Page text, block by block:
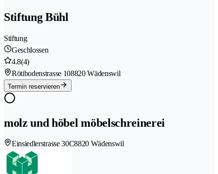
Stiftung Bühl
Stiftung
Geschlossen
4.8(4)
Rötibodenstrasse 108820 Wädenswil
Termin reservieren
molz und höbel möbelschreinerei
Einsiedlerstrasse 30C8820 Wädenswil